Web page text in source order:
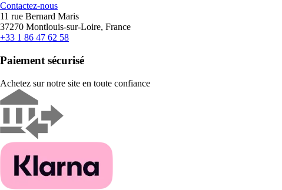
Contactez-nous
11 rue Bernard Maris
37270 Montlouis-sur-Loire, France
+33 1 86 47 62 58
Paiement sécurisé
Achetez sur notre site en toute confiance